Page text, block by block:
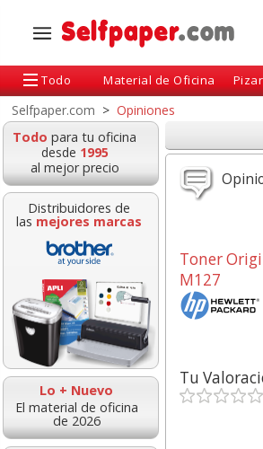
Todo Material de Oficina
Selfpaper.com > Opiniones
Todo para tu oficina
desde 1995
al mejor precio
Distribuidores de
las mejores marcas
Lo + Nuevo
El material de oficina
de 2026
Toner
M127
Tu
Pizarra Borrable
Magnética Quartet
36x36 cms Verde